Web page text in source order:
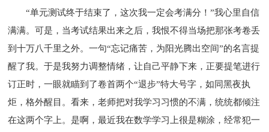
“单元测试终于结束了，这次我一定会考满分！”我心里自信
满满。可是，当考试结果出来之后，我恨不得当场把那张考卷丢
到十万八千里之外。一句“忘记痛苦，为阳光腾出空间”的名言提
醒了我。于是我努力调整情绪，让自己平静下来，正要提笔进行
订正时，一眼就瞄到了卷首两个“退步”特大号字，如同黑夜执
炬，格外醒目。看来，老师把对我学习习惯的不满，统统都倾注
在这两个字上。是啊，最近我在数学学习上很是糊涂，经常犯一